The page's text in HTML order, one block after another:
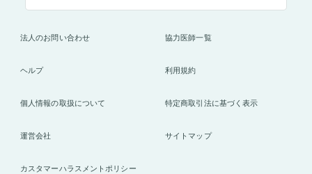
法人のお問い合わせ 協力医師一覧
ヘルプ 利用規約
個人情報の取扱について 特定商取引法に基づく表示
運営会社 サイトマップ
カスタマーハラスメントポリシー